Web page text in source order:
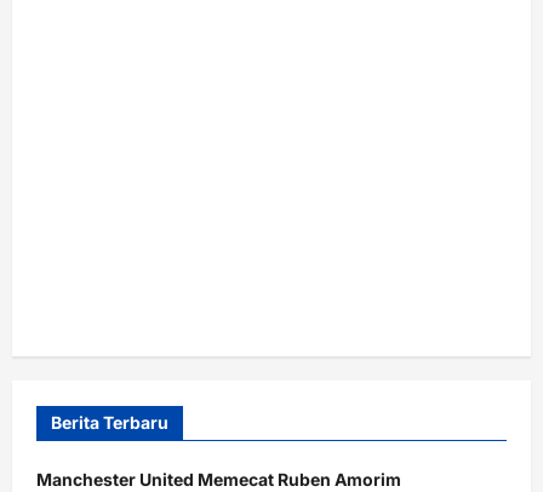
Berita Terbaru
Manchester United Memecat Ruben Amorim